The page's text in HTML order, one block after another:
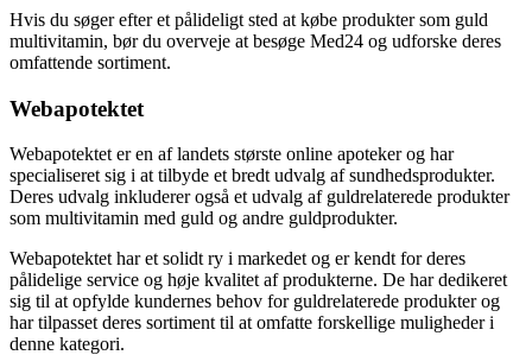
Hvis du søger efter et pålideligt sted at købe produkter som guld
multivitamin, bør du overveje at besøge Med24 og udforske deres
omfattende sortiment.
Webapotektet
Webapotektet er en af landets største online apoteker og har
specialiseret sig i at tilbyde et bredt udvalg af sundhedsprodukter.
Deres udvalg inkluderer også et udvalg af guldrelaterede produkter
som multivitamin med guld og andre guldprodukter.
Webapotektet har et solidt ry i markedet og er kendt for deres
pålidelige service og høje kvalitet af produkterne. De har dedikeret
sig til at opfylde kundernes behov for guldrelaterede produkter og
har tilpasset deres sortiment til at omfatte forskellige muligheder i
denne kategori.